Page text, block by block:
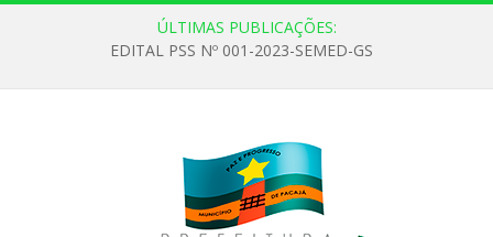
ÚLTIMAS PUBLICAÇÕES:
EDITAL PSS Nº 001-2023-SEMED-GS